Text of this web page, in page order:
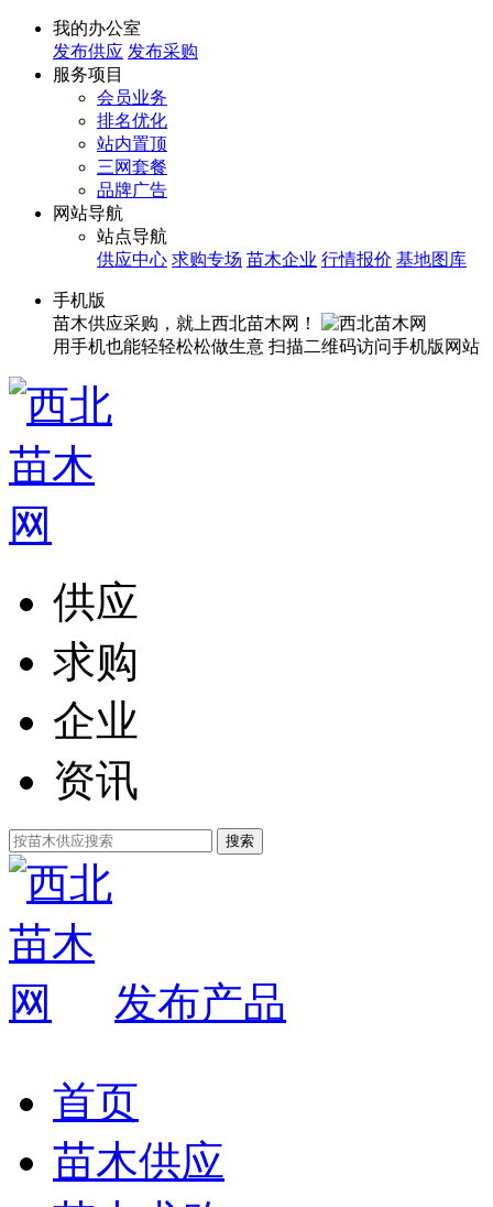
我的办公室
发布供应 发布采购
服务项目
会员业务
排名优化
站内置顶
三网套餐
品牌广告
网站导航
站点导航
供应中心 求购专场 苗木企业 行情报价 基地图库
手机版
苗木供应采购，就上西北苗木网！
用手机也能轻轻松松做生意 扫描二维码访问手机版网站
供应
求购
企业
资讯
发布产品
首页
苗木供应